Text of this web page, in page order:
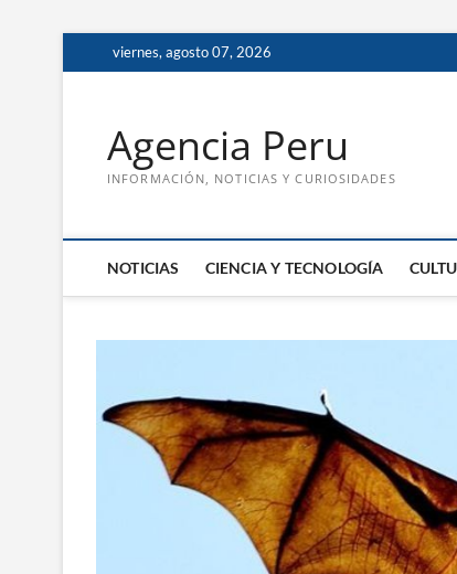
al
viernes, agosto 07, 2026
Agencia Peru
INFORMACIÓN, NOTICIAS Y CURIOSIDADES
NOTICIAS CIENCIA Y TECNOLOGÍA